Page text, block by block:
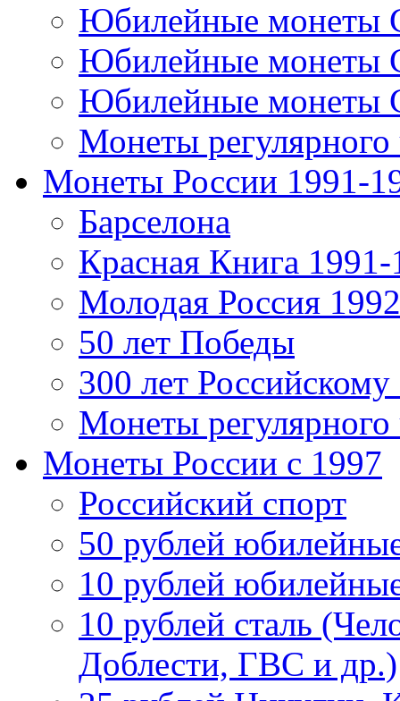
Юбилейные монеты
Юбилейные
Юбилейные
Монеты
Монеты России 1991-
Барселона
Красная Книга 1991-
Молодая Россия
50 лет Победы
300 лет
Монеты
Монеты России c 1997
Российский спорт
50 рублей
10 рублей
10 рублей сталь
Доблести, ГВС и др.)